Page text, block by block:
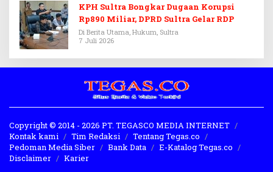
KPH Sultra Bongkar Dugaan Korupsi
Rp890 Miliar, DPRD Sultra Gelar RDP
Di Berita Utama, Hukum, Sultra
7 Juli 2026
Copyright © 2014 - 2026 PT. TEGASCO MEDIA INTERNET
Kontak kami
Tim Redaksi
Tentang Tegas.co
Pedoman Media Siber
Bank Data
E-Katalog Tegas.co
Disclaimer
Karier